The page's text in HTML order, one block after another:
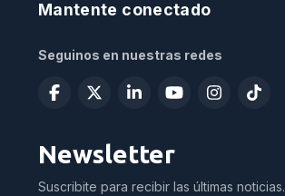
Mantente conectado
Seguinos en nuestras redes
Newsletter
Suscribite para recibir las últimas noticias.